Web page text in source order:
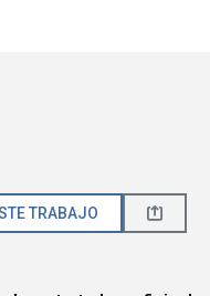
TRABAJO